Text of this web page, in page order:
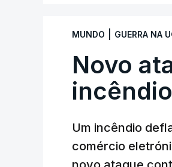
MUNDO GUERRA NA
Novo
Um incêndio
comércio